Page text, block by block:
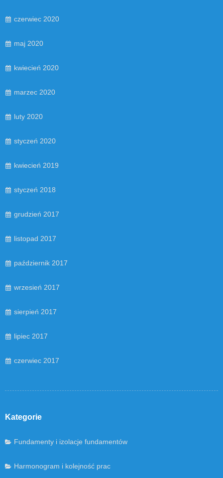
czerwiec 2020
maj 2020
kwiecień 2020
marzec 2020
luty 2020
styczeń 2020
kwiecień 2019
styczeń 2018
grudzień 2017
listopad 2017
październik 2017
wrzesień 2017
sierpień 2017
lipiec 2017
czerwiec 2017
Kategorie
Fundamenty i izolacje fundamentów
Harmonogram i kolejność prac